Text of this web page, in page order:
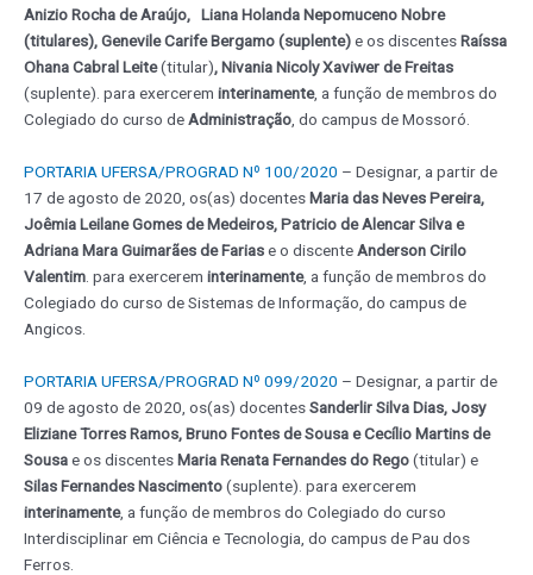
Anizio Rocha de Araújo, Liana Holanda Nepomuceno Nobre
(titulares), Genevile Carife Bergamo (suplente)e os discentesRaíssa
Ohana Cabral Leite(titular), Nivania Nicoly Xaviwer de Freitas
(suplente). para exercerem interinamente, a função de membros do
Colegiado do curso deAdministração , do campus de Mossoró.
PORTARIA UFERSA/PROGRAD Nº 100/2020 – Designar, a partir de
17 de agosto de 2020, os(as) docentesMaria das Neves Pereira,
Joêmia Leilane Gomes de Medeiros, Patricio de Alencar Silva e
Adriana Mara Guimarães de Fariase o discenteAnderson Cirilo
Valentim . para exercerem interinamente, a função de membros do
Colegiado do curso de Sistemas de Informação, do campus de
Angicos.
PORTARIA UFERSA/PROGRAD Nº 099/2020 – Designar, a partir de
09 de agosto de 2020, os(as) docentesSanderlir Silva Dias, Josy
Eliziane Torres Ramos, Bruno Fontes de Sousa e Cecílio Martins de
Sousae os discentesMaria Renata Fernandes do Rego(titular) e
Silas Fernandes Nascimento(suplente). para exercerem
interinamente, a função de membros do Colegiado do curso
Interdisciplinar em Ciência e Tecnologia, do campus de Pau dos
Ferros.